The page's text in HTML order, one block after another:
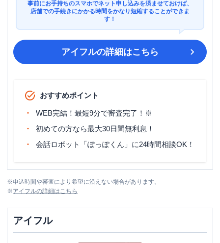
事前にお手持ちのスマホでネット申し込みを済ませておけば、
店舗での手続きにかかる時間をかなり短縮することができま
す！
アイフルの詳細はこちら
おすすめポイント
WEB完結！最短9分で審査完了！※
初めての方なら最大30日間無利息！
会話ロボット「ぽっぽくん」に24時間相談OK！
※申込時間や審査により希望に沿えない場合があります。
※アイフルの詳細はこちら
アイフル